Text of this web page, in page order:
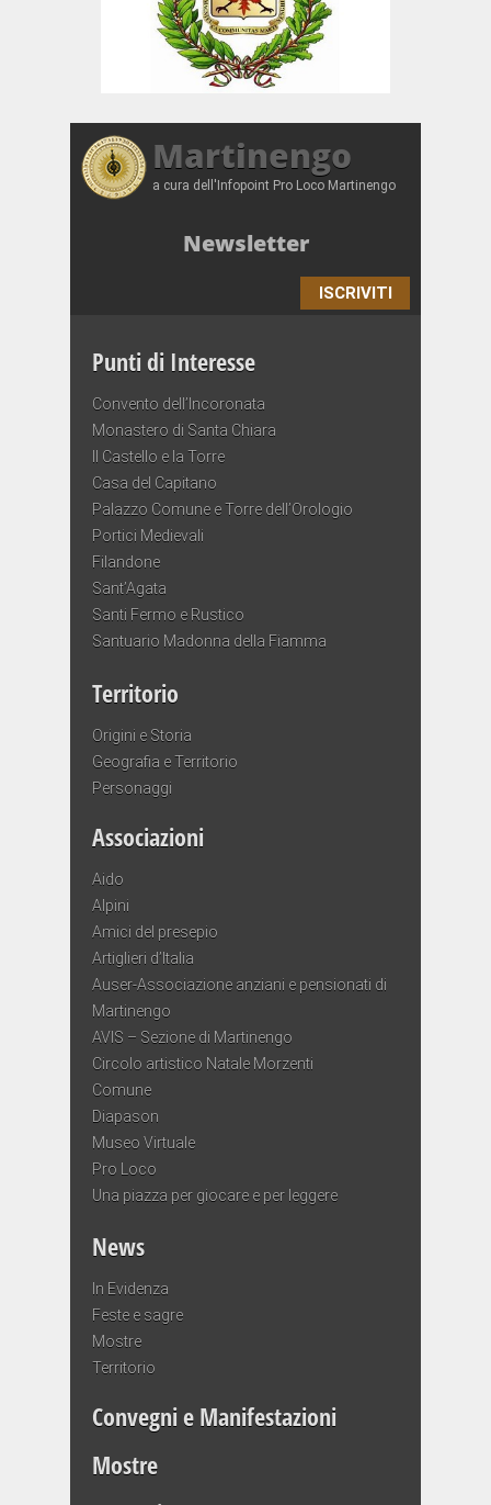
Martinengo
a cura dell'Infopoint Pro Loco Martinengo
Newsletter
ISCRIVITI
Punti di Interesse
Convento dell’Incoronata
Monastero di Santa Chiara
Il Castello e la Torre
Casa del Capitano
Palazzo Comune e Torre dell’Orologio
Portici Medievali
Filandone
Sant’Agata
Santi Fermo e Rustico
Santuario Madonna della Fiamma
Territorio
Origini e Storia
Geografia e Territorio
Personaggi
Associazioni
Aido
Alpini
Amici del presepio
Artiglieri d’Italia
Auser-Associazione anziani e pensionati di
Martinengo
AVIS – Sezione di Martinengo
Circolo artistico Natale Morzenti
Comune
Diapason
Museo Virtuale
Pro Loco
Una piazza per giocare e per leggere
News
In Evidenza
Feste e sagre
Mostre
Territorio
Convegni e Manifestazioni
Mostre